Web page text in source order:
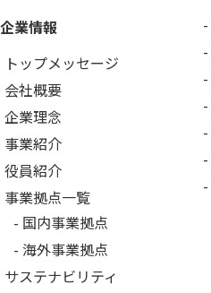
企業情報
トップメッセージ
会社概要
企業理念
事業紹介
役員紹介
事業拠点一覧
国内事業拠点
海外事業拠点
サステナビリティ